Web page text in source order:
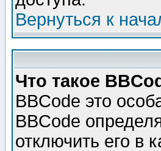
Вернуться к
Что такое
BBCode это
BBCode
отключить его в